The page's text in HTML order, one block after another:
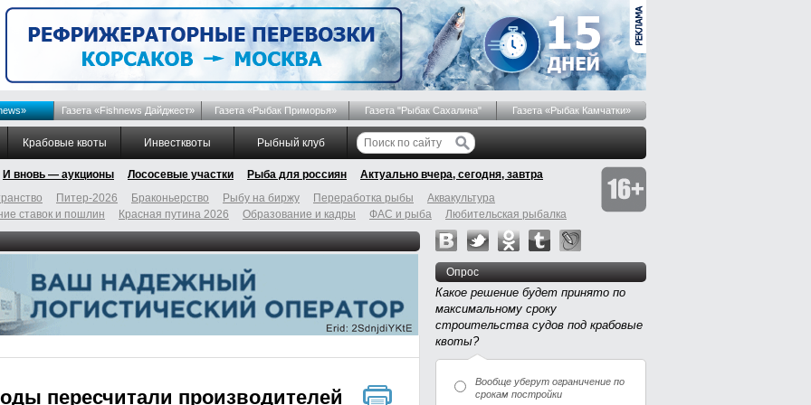
Газета «Fishnews Дайджест» Газета «Рыбак Приморья» Газета "Рыбак Сахалина" Газета «Рыбак Камчатки»
Крабовые квоты Инвестквоты Рыбный клуб
И вновь — аукционы Лососевые участки Рыба для россиян
Актуально вчера, сегодня, завтра
Питер-2026 Браконьерство Рыбу на биржу Переработка рыбы
Аквакультура
ставок и пошлин Красная путина 2026 Образование и кадры ФАС и рыба Любительская рыбалка
пересчитали производителей
Опрос
Какое решение будет принято по
максимальному сроку
строительства судов под крабовые
квоты?
Вообще уберут ограничение по
срокам постройки